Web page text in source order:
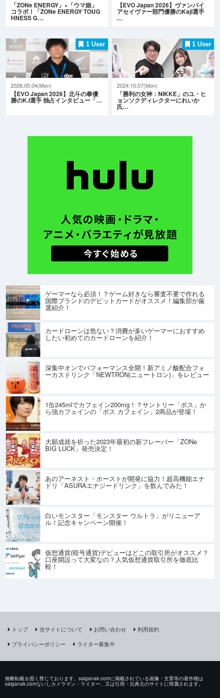
「ZONe ENERGY」×「ウマ娘」
コラボ！「ZONe ENERGY TOUG
HNESS G…
【EVO Japan 2026】ヴァンパイ
アセイヴァー部門優勝のKaji選手
…
1 User
2026.05.04(Mon)
【EVO Japan 2026】北斗の拳優
勝のK.I選手 独占インタビュー「…
1 User
2024.10.07(Mon)
「勝利の女神：NIKKE」のユ・ヒ
ョンソクディレクターにれいか
氏…
ゲーマーなら必須！？ゲーム好きなら審査不要で作れる
国際ブランドのデビットカードがオススメ！編集部が厳
選紹介！
カードローンは危ない？消費が多いゲーマーにおすすめ
したい初めてのカードローンを紹介！
深集中オンでパフォーマンス全開！新アミノ酸配合フォ
ーカスドリンク「NEWTRON(ニュートロン)」をレビュー
1缶245mlでカフェイン200mg！？サントリー「ボス」か
ら強カフェインの「ボス カフェイン」2商品が登場！
大願成就を祈った2023年最初の新フレーバー「ZONe
BIG LUCK」発売決定！
あのアーネスト・ホーストが開発に協力！超高機能エナ
ドリ「ASURAエナジードリンク」を飲んでみた！
白いモンスター「モンスター ウルトラ」がリニューア
ル！記念キャンペーン開催！
仮想通貨(暗号通貨)デビューはどこの取引所がオススメ？
口座開設って大変なの？人気仮想通貨取引所を徹底比
較！
トップ 当サイトについて お問い合わせ
利用規約
プライバシーポリシー
ライター募集中
無断転載を固く禁じております。saiganak.comに掲載されている画像・文章等の著作権は
saiganak.comないしカメラマン・ライター、又は引用・出典元のサイトに帰属されます。